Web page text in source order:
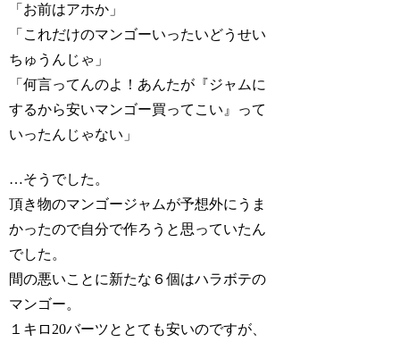
「お前はアホか」
「これだけのマンゴーいったいどうせい
ちゅうんじゃ」
「何言ってんのよ！あんたが『ジャムに
するから安いマンゴー買ってこい』って
いったんじゃない」
…そうでした。
頂き物のマンゴージャムが予想外にうま
かったので自分で作ろうと思っていたん
でした。
間の悪いことに新たな６個はハラボテの
マンゴー。
１キロ20バーツととても安いのですが、